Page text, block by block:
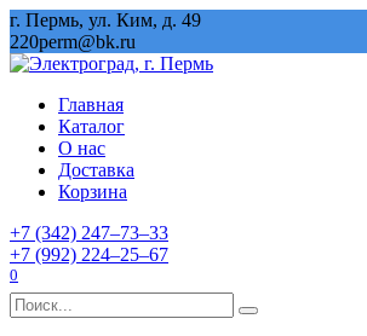
Перейти
к
содержанию
г. Пермь, ул. Ким, д. 49
220perm@bk.ru
Главная
Каталог
О нас
Доставка
Корзина
+7 (342) 247‒73‒33
+7 (992) 224‒25‒67
0
Search
for: